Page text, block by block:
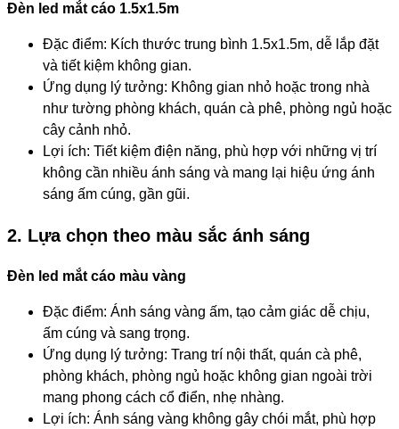
Đèn led mắt cáo 1.5x1.5m
Đặc điểm: Kích thước trung bình 1.5x1.5m, dễ lắp đặt
và tiết kiệm không gian.
Ứng dụng lý tưởng: Không gian nhỏ hoặc trong nhà
như tường phòng khách, quán cà phê, phòng ngủ hoặc
cây cảnh nhỏ.
Lợi ích: Tiết kiệm điện năng, phù hợp với những vị trí
không cần nhiều ánh sáng và mang lại hiệu ứng ánh
sáng ấm cúng, gần gũi.
2. Lựa chọn theo màu sắc ánh sáng
Đèn led mắt cáo màu vàng
Đặc điểm: Ánh sáng vàng ấm, tạo cảm giác dễ chịu,
ấm cúng và sang trọng.
Ứng dụng lý tưởng: Trang trí nội thất, quán cà phê,
phòng khách, phòng ngủ hoặc không gian ngoài trời
mang phong cách cổ điển, nhẹ nhàng.
Lợi ích: Ánh sáng vàng không gây chói mắt, phù hợp